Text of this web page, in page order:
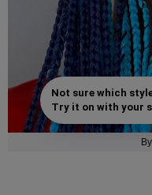
Not sure which
Try it on with your
By